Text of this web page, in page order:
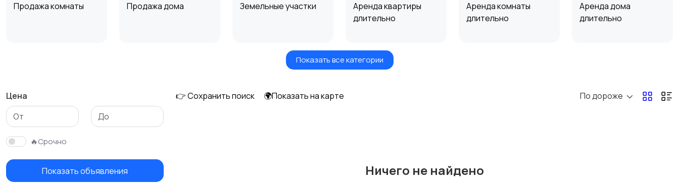
Продажа комнаты Продажа дома Земельные участки
Аренда квартиры
длительно
Аренда комнаты
длительно
Аренда дома
длительно
Аренда дома
Коммерческая
Гаражи и
машиноместа
Показать все категории
Цена
🔥Срочно
Показать объявления
👉 Сохранить поиск 🌍Показать на карте По дороже
Ничего не найдено